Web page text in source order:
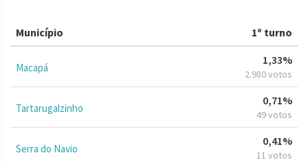
Município 1º turno
Macapá
1,33%
2.980 votos
Tartarugalzinho
0,71%
49 votos
Serra do Navio
0,41%
11 votos